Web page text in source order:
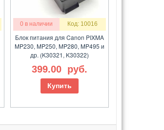
0 в наличии Код: 10016
Блок питания для Canon PIXMA
MP230, MP250, MP280, MP495 и
др. (K30321, K30322)
399.00 руб.
Купить